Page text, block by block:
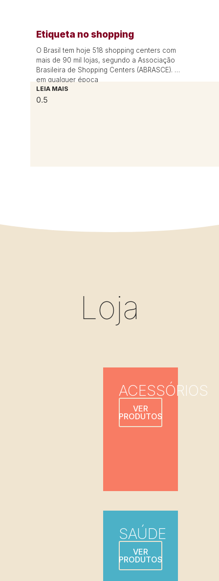
Etiqueta no shopping
O Brasil tem hoje 518 shopping centers com
mais de 90 mil lojas, segundo a Associação
Brasileira de Shopping Centers (ABRASCE). E,
em qualquer época
LEIA MAIS
Loja
ACESSÓRIOS
VER
PRODUTOS
SAÚDE
VER
PRODUTOS